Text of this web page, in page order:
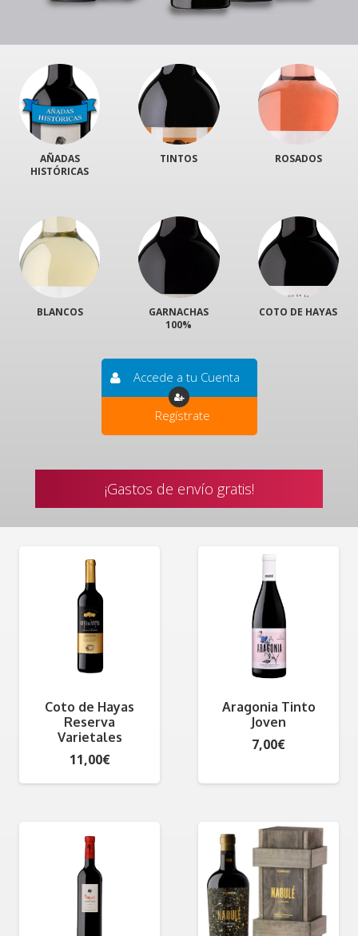
AÑADAS
HISTÓRICAS
TINTOS ROSADOS
BLANCOS
GARNACHAS
100%
COTO DE HAYAS
Accede a tu Cuenta
Regístrate
¡Gastos de envío gratis!
Coto de Hayas
Reserva
Varietales
11,00€
Aragonia Tinto
Joven
7,00€